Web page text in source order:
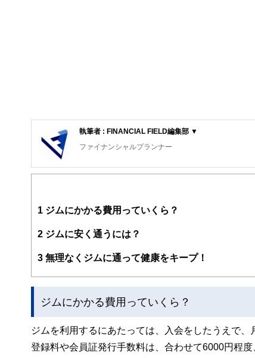
執筆者 : FINANCIAL FIELD編集部 ▼
ファイナンシャルプランナー
FinancialField編集部は、金融、経済に関する記事を
案から記事掲載まですべての工程に関わることで、読
FinancialFieldの特徴は、ファイナンシャルプランナ
ー、公認会計士、社会保険労務士、行政書士、投資ア
私たちは、快適でより良い生活のアイデアを提供する
1 ジムにかかる費用っていくら？
2 ジムに安く通うには？
3 無理なくジムに通って健康をキープ！
ジムにかかる費用っていくら？
ジムを利用するにあたっては、入会をしたうえで
登録料や会員証発行手数料は、合わせて6000円程